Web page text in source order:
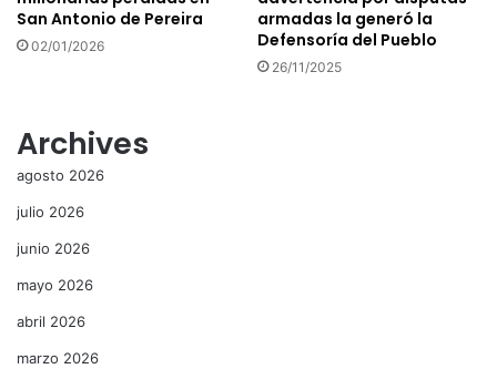
San Antonio de Pereira
02/01/2026
armadas la generó la
Defensoría del Pueblo
26/11/2025
Archives
agosto 2026
julio 2026
junio 2026
mayo 2026
abril 2026
marzo 2026